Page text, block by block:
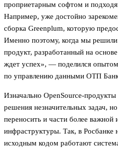
проприетарным софтом и
Например, уже достойно
сборка Greenplum, которую
Именно поэтому, когда мы решили
продукт, разработанный на
ждет успех», — поделился опытом
по управлению данными ОТП
Изначально OpenSource-продукты
решения незначительных задач,
переносить и части более важной
инфраструктуры. Так, в
исходным кодом работают